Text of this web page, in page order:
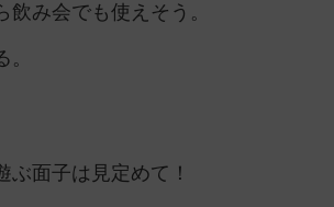
み会でも使えそう。
ぶ面子は見定めて！